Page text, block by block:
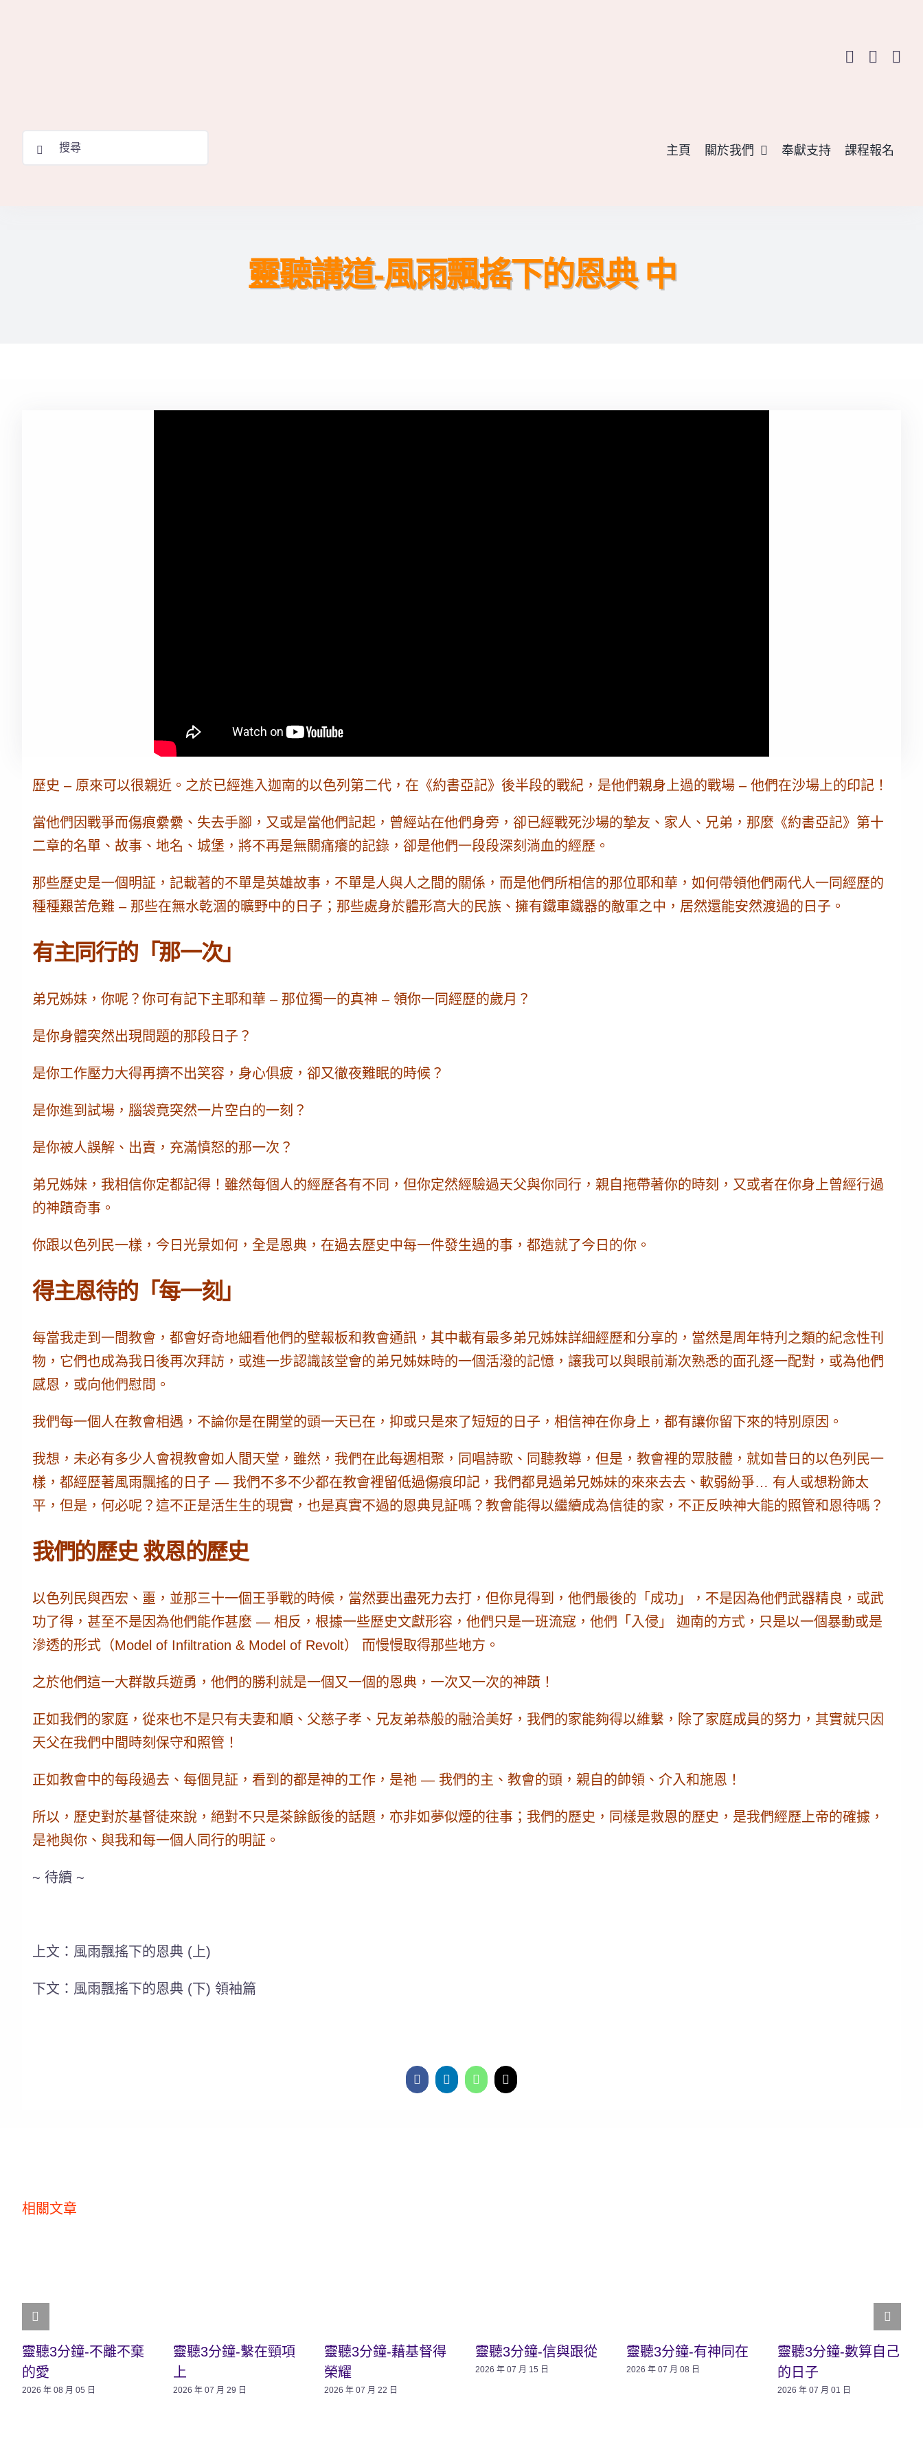
Search
主頁 關於我們 奉獻支持 課程報名
靈聽講道-風雨飄搖下的恩典 中
歷史 – 原來可以很親近。 之於已經進入迦南的以色列第二代，在《約書亞記》後半段的戰紀，是他們親身上過的戰場 – 他們在沙場上的印記！
當他們因戰爭而傷痕纍纍、失去手腳，又或是當他們記起，曾經站在他們身旁，卻已經戰死沙場的摯友、家人、兄弟，那麼 《約書亞記》第十
二章的名單、故事、地名、城堡，將不再是無關痛癢的記錄，卻是他們一段段深刻淌血的經歷。
那些歷史是一個明証，記載著的不單是英雄故事，不單是人與人之間的關係，而是他們所相信的那位耶和華，如何帶領他們兩代人一同經歷的
種種艱苦危難 – 那些在無水乾涸的曠野中的日子；那些處身於體形高大的民族、擁有鐵車鐵器的敵軍之中，居然還能安然渡過的日子。
有主同行的「那一次」
弟兄姊妹，你呢？你可有記下主耶和華 – 那位獨一的真神 – 領你一同經歷的歲月？
是你身體突然出現問題的那段日子？
是你工作壓力大得再擠不出笑容，身心俱疲，卻又徹夜難眠的時候？
是你進到試場，腦袋竟突然一片空白的一刻？
是你被人誤解、出賣，充滿憤怒的那一次？
弟兄姊妹，我相信你定都記得！雖然每個人的經歷各有不同，但你定然經驗過天父與你同行，親自拖帶著你的時刻，又或者在你身上曾經行過
的神蹟奇事。
你跟以色列民一樣，今日光景如何，全是恩典，在過去歷史中每一件發生過的事，都造就了今日的你。
得主恩待的「每一刻」
每當我走到一間教會，都會好奇地細看他們的壁報板和教會通訊，其中載有最多弟兄姊妹詳細經歷和分享的，當然是周年特刋之類的紀念性刊
物，它們也成為我日後再次拜訪，或進一步認識該堂會的弟兄姊妹時的一個活潑的記憶，讓我可以與眼前漸次熟悉的面孔逐一配對，或為他們
感恩，或向他們慰問。
我們每一個人在教會相遇，不論你是在開堂的頭一天已在，抑或只是來了短短的日子， 相信神在你身上，都有讓你留下來的特別原因。
我想，未必有多少人會視教會如人間天堂，雖然，我們在此每週相聚，同唱詩歌、同聽教導，但是，教會裡的眾肢體，就如昔日的以色列民一
樣，都經歷著風雨飄搖的日子 — 我們不多不少都在教會裡留低過傷痕印記，我們都見過弟兄姊妹的來來去去、軟弱紛爭… 有人或想粉飾太
平，但是，何必呢？這不正是活生生的現實，也是真實不過的恩典見証嗎？教會能得以繼續成為信徒的家，不正反映神大能的照管和恩待嗎？
我們的歷史 救恩的歷史
以色列民與西宏、噩，並那三十一個王爭戰的時候，當然要出盡死力去打，但你見得到，他們最後的「成功」，不是因為他們武器精良，或武
功了得，甚至不是因為他們能作甚麼 — 相反，根據一些歷史文獻形容，他們只是一班流寇，他們「入侵」 迦南的方式，只是以一個暴動或是
滲透的形式（Model of Infiltration & Model of Revolt） 而慢慢取得那些地方。
之於他們這一大群散兵遊勇， 他們的勝利就是一個又一個的恩典，一次又一次的神蹟！
正如我們的家庭，從來也不是只有夫妻和順、父慈子孝、兄友弟恭般的融洽美好， 我們的家能夠得以維繫，除了家庭成員的努力，其實就只因
天父在我們中間時刻保守和照管！
正如教會中的每段過去、每個見証， 看到的都是神的工作，是祂 — 我們的主、教會的頭，親自的帥領、介入和施恩！
所以，歷史對於基督徒來說，絕對不只是茶餘飯後的話題，亦非如夢似煙的往事；我們的歷史，同樣是救恩的歷史，是我們經歷上帝的確據，
是衪與你、與我和每一個人同行的明証。
~ 待續 ~
上文：風雨飄搖下的恩典 (上)
下文：風雨飄搖下的恩典 (下) 領袖篇
相關文章
靈聽3分鐘-不離不棄
的愛
2026 年 08 月 05 日
靈聽3分鐘-繫在頸項
上
2026 年 07 月 29 日
靈聽3分鐘-藉基督得
榮耀
2026 年 07 月 22 日
靈聽3分鐘-信與跟從
2026 年 07 月 15 日
靈聽3分鐘-有神同在
2026 年 07 月 08 日
靈聽3分鐘-數算自己
的日子
2026 年 07 月 01 日